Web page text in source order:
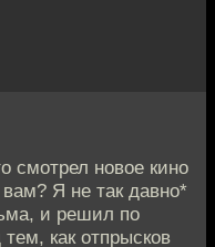
смотрел новое кино
Я не так давно*
и решил по
как отпрысков